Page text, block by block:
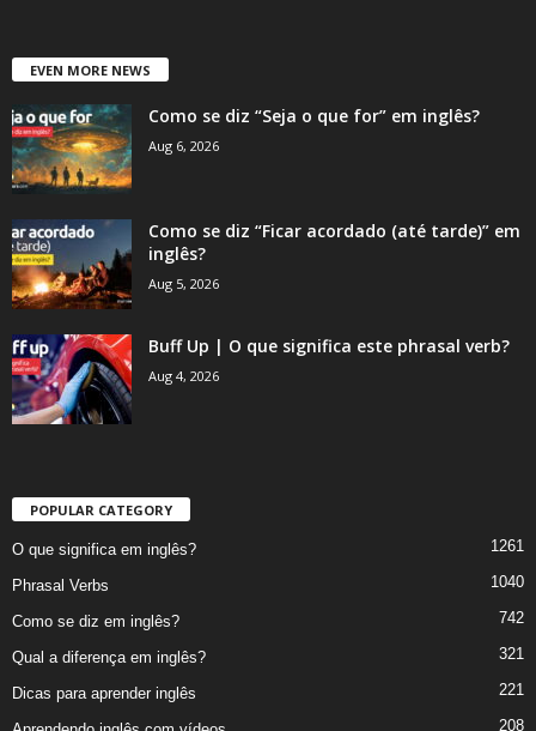
EVEN MORE NEWS
Como se diz “Seja o que for” em inglês?
Aug 6, 2026
Como se diz “Ficar acordado (até tarde)” em
inglês?
Aug 5, 2026
Buff Up | O que significa este phrasal verb?
Aug 4, 2026
POPULAR CATEGORY
O que significa em inglês? 1261
Phrasal Verbs 1040
Como se diz em inglês? 742
Qual a diferença em inglês? 321
Dicas para aprender inglês 221
208